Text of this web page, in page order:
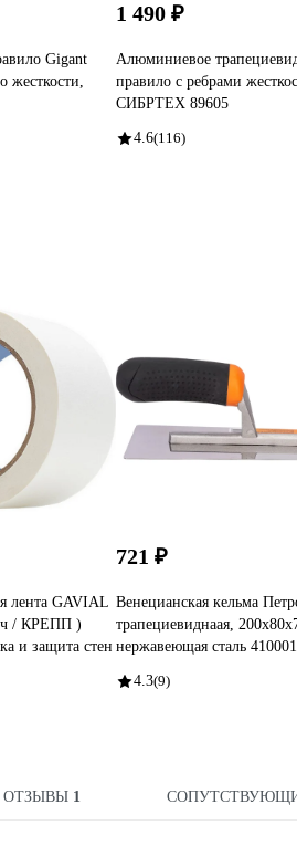
Gigant
жесткости,
1 490 ₽
Алюминиевое
правило с ребрами
СИБРТЕХ 89605
4.6(116)
лента GAVIAL
/ КРЕПП )
и защита стен
721 ₽
Венецианская кельма
трапециевиднаая,
нержавеющая сталь
4.3(9)
ОТЗЫВЫ 1